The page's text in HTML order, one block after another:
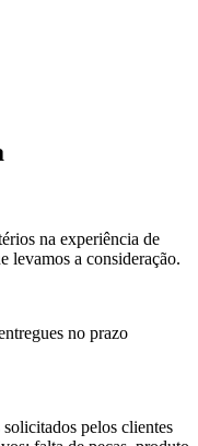
na experiência de
levamos a consideração.
no prazo
pelos clientes